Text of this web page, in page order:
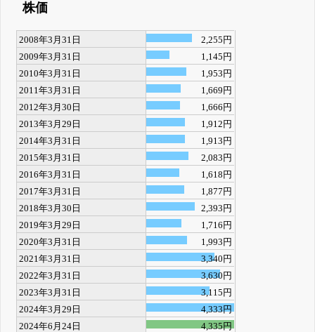
株価
2008年3月31日
2,255円
2009年3月31日
1,145円
2010年3月31日
1,953円
2011年3月31日
1,669円
2012年3月30日
1,666円
2013年3月29日
1,912円
2014年3月31日
1,913円
2015年3月31日
2,083円
2016年3月31日
1,618円
2017年3月31日
1,877円
2018年3月30日
2,393円
2019年3月29日
1,716円
2020年3月31日
1,993円
2021年3月31日
3,340円
2022年3月31日
3,630円
2023年3月31日
3,115円
2024年3月29日
4,333円
2024年6月24日
4,335円